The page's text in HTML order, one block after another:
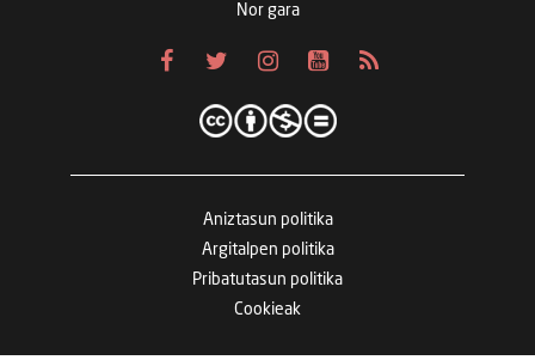
Nor gara
Aniztasun politika
Argitalpen politika
Pribatutasun politika
Cookieak